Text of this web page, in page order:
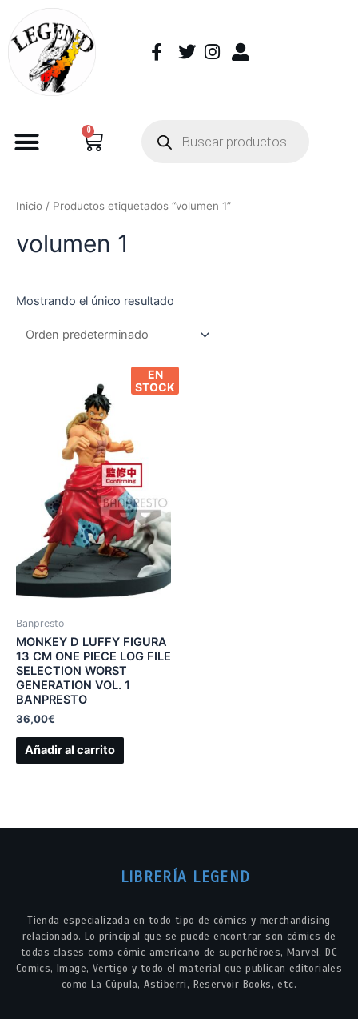
0
Inicio / Productos etiquetados “volumen 1”
volumen 1
Mostrando el único resultado
EN
STOCK
Banpresto
MONKEY D LUFFY FIGURA
13 CM ONE PIECE LOG FILE
SELECTION WORST
GENERATION VOL. 1
BANPRESTO
36,00€
Añadir al carrito
LIBRERÍA LEGEND
Tienda especializada en todo tipo de cómics y merchandising
relacionado. Lo principal que se puede encontrar son cómics de
todas clases como cómic americano de superhéroes, Marvel, DC
Comics, Image, Vertigo y todo el material que publican editoriales
como La Cúpula, Astiberri, Reservoir Books, etc.